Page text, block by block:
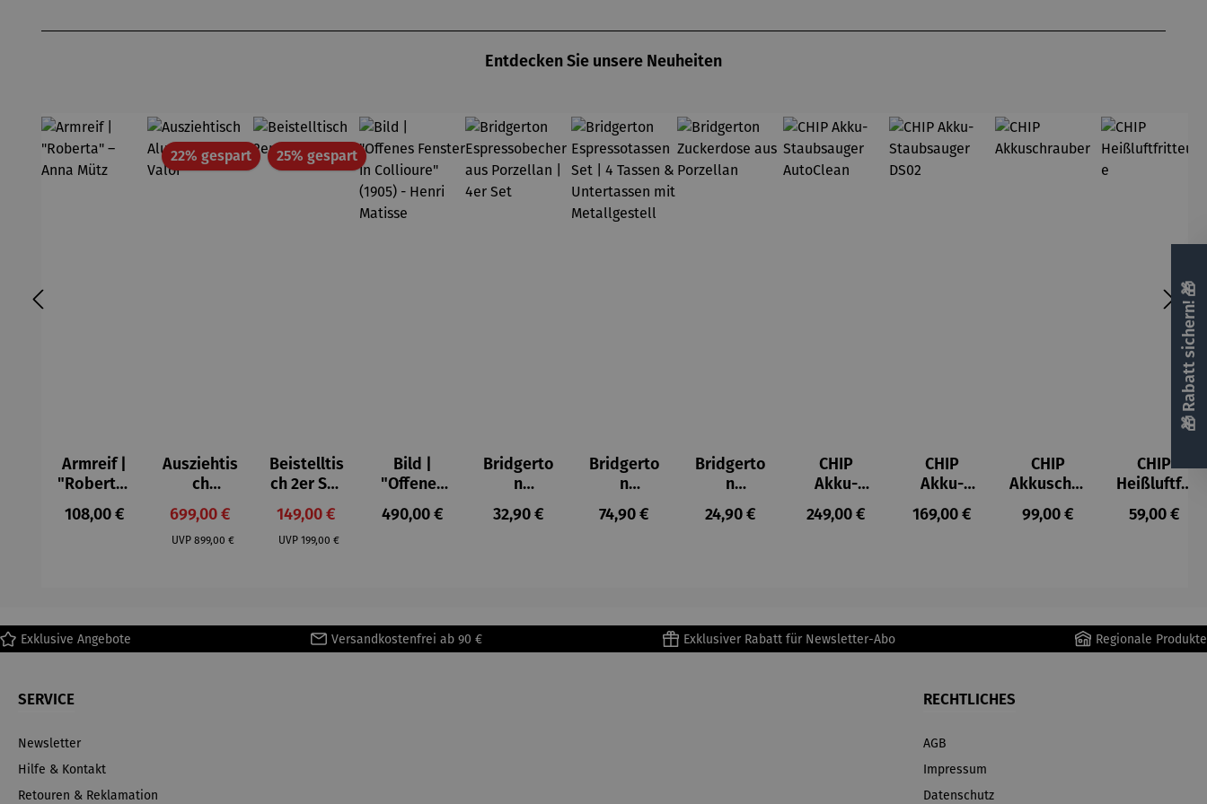
Entdecken Sie unsere Neuheiten
Armreif |
"Roberta"
– Anna
Mütz
Regulärer Preis:
108,00 €
22% gespartRabatt
Ausziehtis
ch
Aluminium
– Valor
Verkaufspreis:
699,00 €
UVP Regulärer Preis:
899,00 €
25% gespartRabatt
Beistelltis
ch 2er Set
– Dalias
Verkaufspreis:
149,00 €
UVP Regulärer Preis:
199,00 €
Bild |
"Offenes
Fenster in
Collioure"
Regulärer Preis:
490,00 €
Bridgerto
n
Espresso
becher
Regulärer Preis:
32,90 €
Bridgerto
n
Espressot
assen Set
Metallges
Regulärer Preis:
74,90 €
Bridgerto
n
Zuckerdo
se aus
Regulärer Preis:
24,90 €
CHIP
Akku-
Staubsau
ger
Regulärer Preis:
249,00 €
CHIP
Akku-
Staubsau
ger DS02
Regulärer Preis:
169,00 €
CHIP
Akkuschra
uber
Regulärer Preis:
99,00 €
CHIP
Heißluftfri
tteuse
Regulärer
59,00 €
Exklusive Angebote Versandkostenfrei ab 90 € Exklusiver Rabatt für Newsletter-Abo Regionale Produkte
SERVICE
Newsletter
Hilfe & Kontakt
Retouren & Reklamation
RECHTLICHES
AGB
Impressum
Datenschutz
🎁 Rabatt sichern! 🎁